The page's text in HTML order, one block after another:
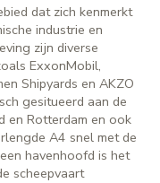
dat zich kenmerkt
industrie en
zijn diverse
ExxonMobil,
Shipyards en AKZO
gesitueerd aan de
en Rotterdam en ook
A4 snel met de
havenhoofd is het
scheepvaart